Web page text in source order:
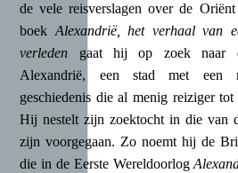
de vele reisverslagen over de
boek Alexandrië, het verhaal van
verleden gaat hij op zoek naar
Alexandrië, een stad met een
geschiedenis die al menig reiziger
Hij nestelt zijn zoektocht in die van
zijn voorgegaan. Zo noemt hij de
die in de Eerste Wereldoorlog